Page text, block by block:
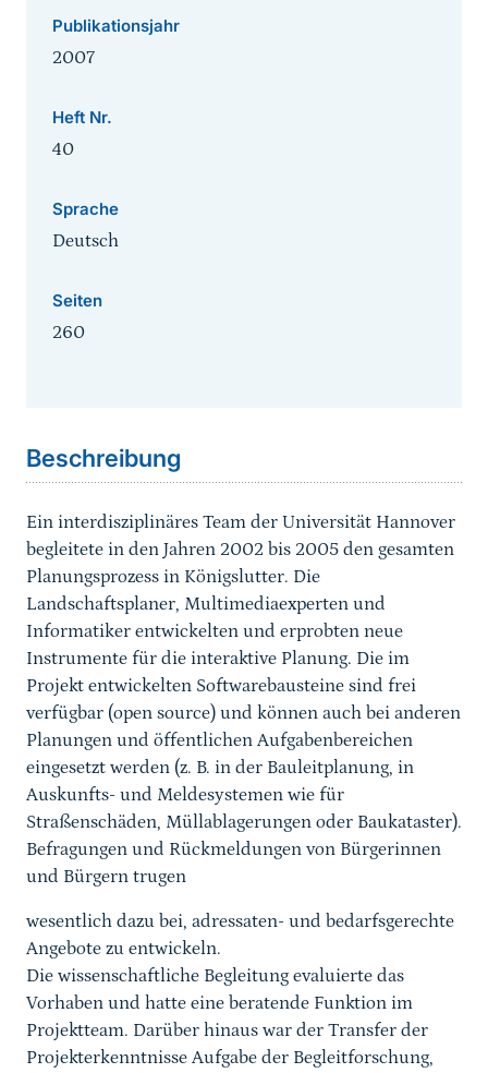
Publikationsjahr
2007
Heft Nr.
40
Sprache
Deutsch
Seiten
260
Beschreibung
Ein interdisziplinäres Team der Universität Hannover
begleitete in den Jahren 2002 bis 2005 den gesamten
Planungsprozess in Königslutter. Die
Landschaftsplaner, Multimediaexperten und
Informatiker entwickelten und erprobten neue
Instrumente für die interaktive Planung. Die im
Projekt entwickelten Softwarebausteine sind frei
verfügbar (open source) und können auch bei anderen
Planungen und öffentlichen Aufgabenbereichen
eingesetzt werden (z. B. in der Bauleitplanung, in
Auskunfts- und Meldesystemen wie für
Straßenschäden, Müllablagerungen oder Baukataster).
Befragungen und Rückmeldungen von Bürgerinnen
und Bürgern trugen
wesentlich dazu bei, adressaten- und bedarfsgerechte
Angebote zu entwickeln.
Die wissenschaftliche Begleitung evaluierte das
Vorhaben und hatte eine beratende Funktion im
Projektteam. Darüber hinaus war der Transfer der
Projekterkenntnisse Aufgabe der Begleitforschung,